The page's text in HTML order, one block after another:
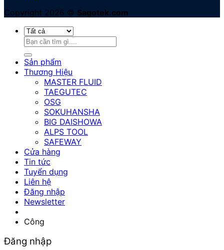
Copyright 2026 © Sagotek.com
Tìm
kiếm:
Sản phẩm
Thương Hiệu
MASTER FLUID
TAEGUTEC
OSG
SOKUHANSHA
BIG DAISHOWA
ALPS TOOL
SAFEWAY
Cửa hàng
Tin tức
Tuyển dụng
Liên hệ
Đăng nhập
Newsletter
Công
Đăng nhập